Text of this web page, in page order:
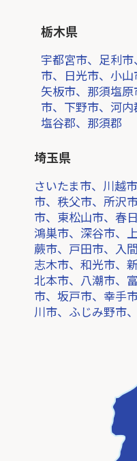
栃木県
宇都宮市、足利
市、日光市、小山
矢板市、那須塩
市、下野市、河内
塩谷郡、那須郡
埼玉県
さいたま市、川越
市、秩父市、所沢
市、東松山市、春
鴻巣市、深谷市、
蕨市、戸田市、入
志木市、和光市、
北本市、八潮市、
市、坂戸市、幸手
川市、ふじみ野市